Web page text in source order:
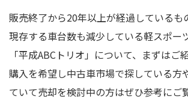
販売終了から20年以上が経過しているも
現存する車台数も減少している軽スポー
「平成ABCトリオ」について、まずはご
購入を希望し中古車市場で探している方
ていて売却を検討中の方はぜひ参考にご